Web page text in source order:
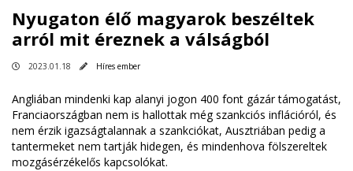
Nyugaton élő magyarok beszéltek
arról mit éreznek a válságból
2023.01.18 Híres ember
Angliában mindenki kap alanyi jogon 400 font gázár támogatást,
Franciaországban nem is hallottak még szankciós inflációról, és
nem érzik igazságtalannak a szankciókat, Ausztriában pedig a
tantermeket nem tartják hidegen, és mindenhova fölszereltek
mozgásérzékelős kapcsolókat.